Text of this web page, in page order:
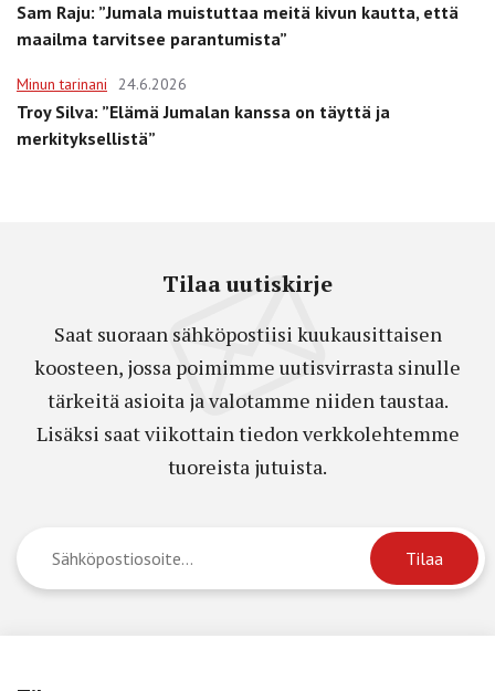
Sam Raju: ”Jumala muistuttaa meitä kivun kautta, että
maailma tarvitsee parantumista”
Minun tarinani 24.6.2026
Troy Silva: ”Elämä Jumalan kanssa on täyttä ja
merkityksellistä”
Tilaa uutiskirje
Saat suoraan sähköpostiisi kuukausittaisen
koosteen, jossa poimimme uutisvirrasta sinulle
tärkeitä asioita ja valotamme niiden taustaa.
Lisäksi saat viikottain tiedon verkkolehtemme
tuoreista jutuista.